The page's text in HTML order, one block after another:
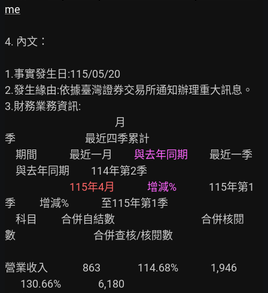
me
4. 內文：
1.事實發生日:115/05/20
2.發生緣由:依據臺灣證券交易所通知辦理重大訊息。
3.財務業務資訊:
月
季　　  　　　　最近四季累計
期間　　　最近一月 與去年同期 最近一季
與去年同期　　114年第2季
115年4月
增減% 115年第1
季　　 增減%　　　至115年第1季
科目　　 合併自結數　　　　　　　　合併核閱
數　　　　　　　 合併查核/核閱數
營業收入　　　 863　　 　 114.68%　　　1,946
130.66%　　　  6,180